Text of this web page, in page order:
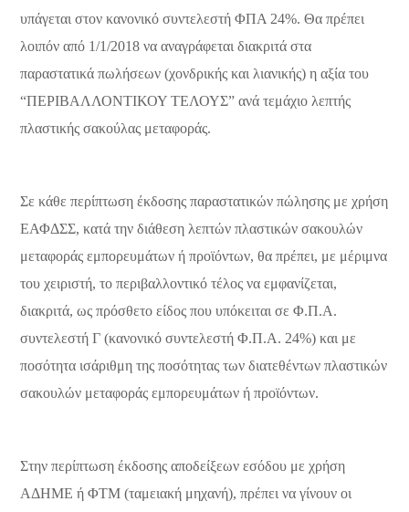
υπάγεται στον κανονικό συντελεστή ΦΠΑ 24%. Θα πρέπει
λοιπόν από 1/1/2018 να αναγράφεται διακριτά στα
παραστατικά πωλήσεων (χονδρικής και λιανικής) η αξία του
“ΠΕΡΙΒΑΛΛΟΝΤΙΚΟΥ ΤΕΛΟΥΣ” ανά τεμάχιο λεπτής
πλαστικής σακούλας μεταφοράς.
Σε κάθε περίπτωση έκδοσης παραστατικών πώλησης με χρήση
ΕΑΦΔΣΣ, κατά την διάθεση λεπτών πλαστικών σακουλών
μεταφοράς εμπορευμάτων ή προϊόντων, θα πρέπει, με μέριμνα
του χειριστή, το περιβαλλοντικό τέλος να εμφανίζεται,
διακριτά, ως πρόσθετο είδος που υπόκειται σε Φ.Π.Α.
συντελεστή Γ (κανονικό συντελεστή Φ.Π.Α. 24%) και με
ποσότητα ισάριθμη της ποσότητας των διατεθέντων πλαστικών
σακουλών μεταφοράς εμπορευμάτων ή προϊόντων.
Στην περίπτωση έκδοσης αποδείξεων εσόδου με χρήση
ΑΔΗΜΕ ή ΦΤΜ (ταμειακή μηχανή), πρέπει να γίνουν οι